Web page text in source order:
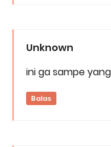
Unknown
ini ga sampe
Balas